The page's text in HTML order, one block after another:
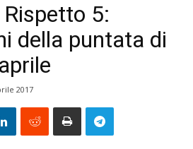
Rispetto 5:
della puntata di
2017